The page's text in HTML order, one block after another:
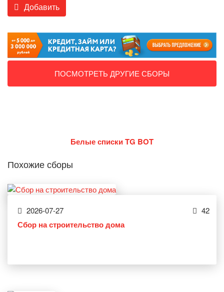
Добавить
ПОСМОТРЕТЬ ДРУГИЕ СБОРЫ
Белые списки TG BOT
Похожие сборы
2026-07-27 42
Сбор на строительство дома